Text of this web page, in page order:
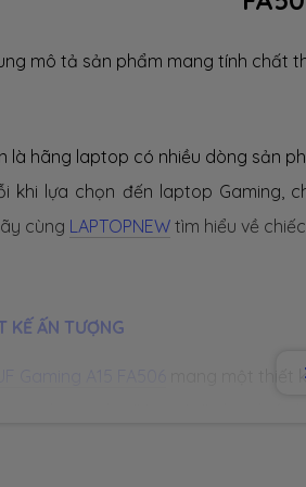
mô tả sản phẩm mang tính chất
là hãng laptop có nhiều dòng sản
khi lựa chọn đến laptop Gaming,
cùng LAPTOPNEW tìm hiểu về
KẾ ẤN TƯỢNG
mang một thiết